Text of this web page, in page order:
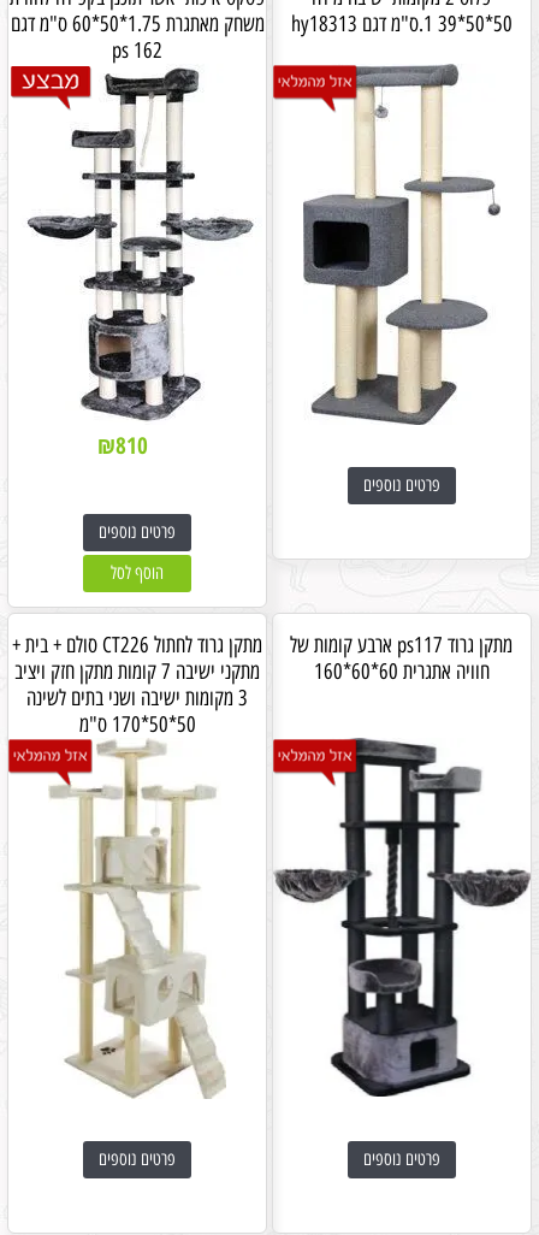
50*50*39 1.ס"מ דגם hy18313
פרטים נוספים
משחק מאתגרת 1.75*50*60 ס"מ דגם
ps 162
₪810
פרטים נוספים
הוסף לסל
מתקן גרוד ps117 ארבע קומות של
חוויה אתגרית 60*60*160
פרטים נוספים
מתקן גרוד לחתול CT226 סולם + בית +
מתקני ישיבה 7 קומות מתקן חזק ויציב
3 מקומות ישיבה ושני בתים לשינה
50*50*170 ס"מ
פרטים נוספים